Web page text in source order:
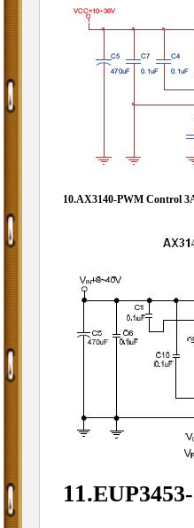
10.AX3140-PWM Control
11.EUP3453-